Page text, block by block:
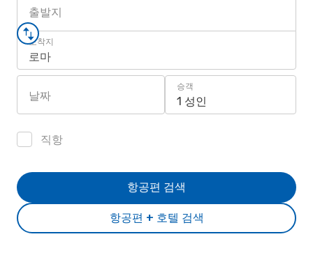
출발지
도착지
로마
날짜
승객
1 성인
직항
항공편 + 호텔 검색
항공편 검색